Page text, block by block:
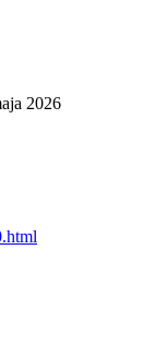
2026